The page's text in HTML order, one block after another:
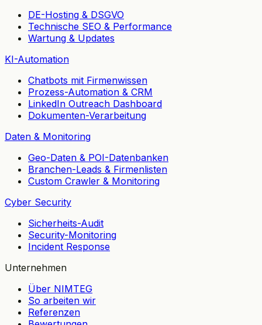
DE-Hosting & DSGVO
Technische SEO & Performance
Wartung & Updates
KI-Automation
Chatbots mit Firmenwissen
Prozess-Automation & CRM
LinkedIn Outreach Dashboard
Dokumenten-Verarbeitung
Daten & Monitoring
Geo-Daten & POI-Datenbanken
Branchen-Leads & Firmenlisten
Custom Crawler & Monitoring
Cyber Security
Sicherheits-Audit
Security-Monitoring
Incident Response
Unternehmen
Über NIMTEG
So arbeiten wir
Referenzen